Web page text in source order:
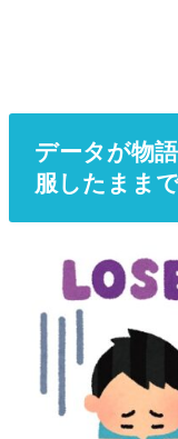
データが物
服したまま